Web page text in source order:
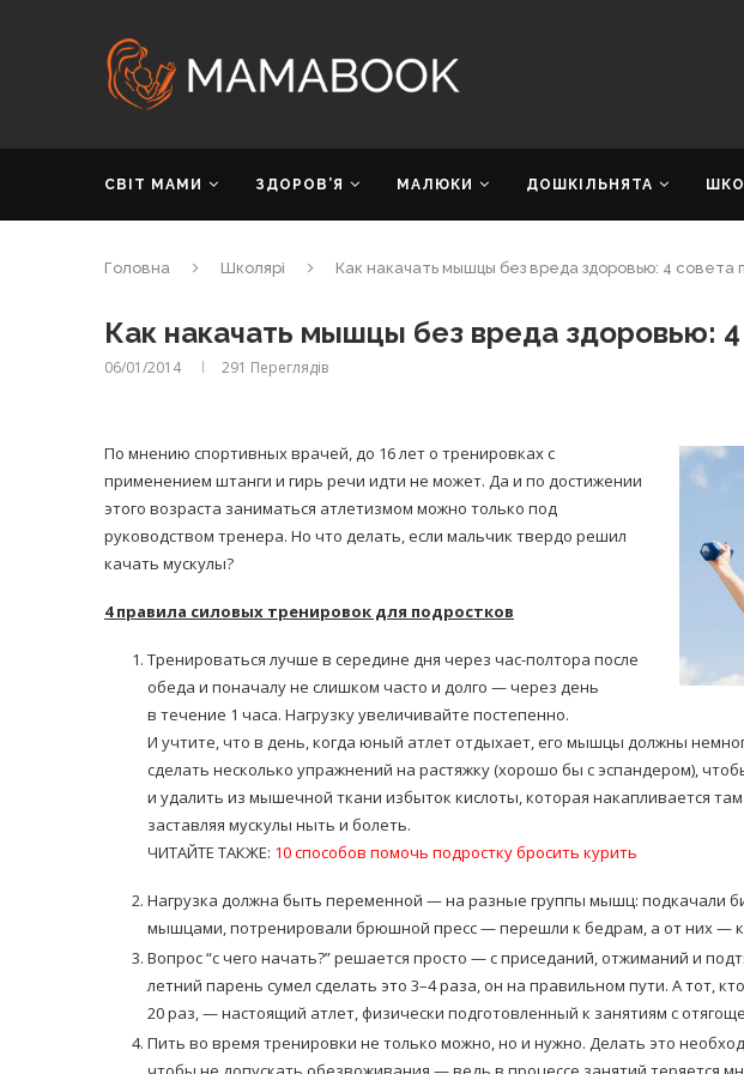
СВІТ МАМИ ЗДОРОВ’Я МАЛЮКИ ДОШКІЛЬНЯТА
Головна Школярі Как накачать мышцы без вреда здоровью: 4 совета
Как накачать мышцы без вреда здоровью:
06/01/2014 291 Переглядів
По мнению спортивных врачей, до 16 лет о тренировках с
применением штанги и гирь речи идти не может. Да и по достижении
этого возраста заниматься атлетизмом можно только под
руководством тренера. Но что делать, если мальчик твердо решил
качать мускулы?
4 правила силовых тренировок для подростков
Тренироваться лучше в середине дня через час-полтора после
обеда и поначалу не слишком часто и долго — через день
в течение 1 часа. Нагрузку увеличивайте постепенно.
И учтите, что в день, когда юный атлет отдыхает, его мышцы должны
сделать несколько упражнений на растяжку (хорошо бы с эспандером),
и удалить из мышечной ткани избыток кислоты, которая накапливается
заставляя мускулы ныть и болеть.
ЧИТАЙТЕ ТАКЖЕ: 10 способов помочь подростку бросить курить
Нагрузка должна быть переменной — на разные группы мышц: подкачали
мышцами, потренировали брюшной пресс — перешли к бедрам, а от них — к
Вопрос “с чего начать?” решается просто — с приседаний, отжиманий и
летний парень сумел сделать это 3–4 раза, он на правильном пути. А тот,
20 раз, — настоящий атлет, физически подготовленный к занятиям с
Пить во время тренировки не только можно, но и нужно. Делать это
принимать
никакого кипятка
Лікарі назвали симптоми
коронавірусу в дітей
14/Бер/2020